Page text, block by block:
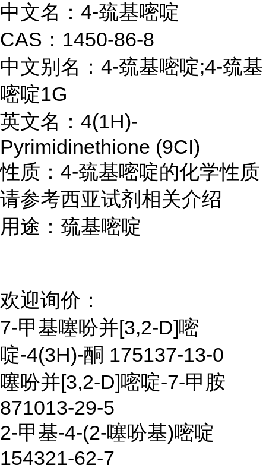
中文名：4-巯基嘧啶
CAS：1450-86-8
中文别名：4-巯基嘧啶;4-巯基
嘧啶1G
英文名：4(1H)-
Pyrimidinethione (9CI)
性质：4-巯基嘧啶的化学性质
请参考西亚试剂相关介绍
用途：巯基嘧啶
欢迎询价：
7-甲基噻吩并[3,2-D]嘧
啶-4(3H)-酮 175137-13-0
噻吩并[3,2-D]嘧啶-7-甲胺
871013-29-5
2-甲基-4-(2-噻吩基)嘧啶
154321-62-7